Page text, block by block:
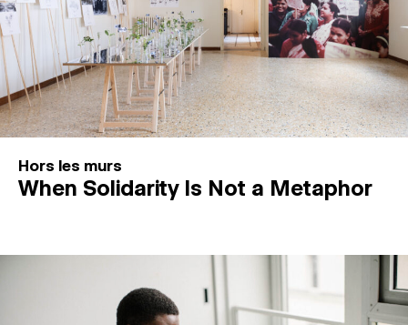
Hors les murs
When Solidarity Is Not a Metaphor